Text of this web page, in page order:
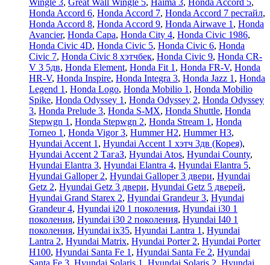
Wingle 3, Great Wall Wingle 5, Haima 3, Honda Accord 5,
Honda Accord 6, Honda Accord 7, Honda Accord 7 рестайл,
Honda Accord 8, Honda Accord 9, Honda Airwave 1, Honda
Avancier, Honda Capa, Honda City 4, Honda Civic 1986,
Honda Civic 4D, Honda Civic 5, Honda Civic 6, Honda
Civic 7, Honda Civic 8 хэтчбек, Honda Civic 9, Honda CR-
V 3 5дв, Honda Element, Honda Fit 1, Honda FR-V, Honda
HR-V, Honda Inspire, Honda Integra 3, Honda Jazz 1, Honda
Legend 1, Honda Logo, Honda Mobilio 1, Honda Mobilio
Spike, Honda Odyssey 1, Honda Odyssey 2, Honda Odyssey
3, Honda Prelude 3, Honda S-MX, Honda Shuttle, Honda
Stepwgn 1, Honda Stepwgn 2, Honda Stream 1, Honda
Torneo 1, Honda Vigor 3, Hummer H2, Hummer H3,
Hyundai Accent 1, Hyundai Accent 1 хэтч 3дв (Корея),
Hyundai Accent 2 ТагаЗ, Hyundai Atos, Hyundai County,
Hyundai Elantra 3, Hyundai Elantra 4, Hyundai Elantra 5,
Hyundai Galloper 2, Hyundai Galloper 3 двери, Hyundai
Getz 2, Hyundai Getz 3 двери, Hyundai Getz 5 дверей,
Hyundai Grand Starex 2, Hyundai Grandeur 3, Hyundai
Grandeur 4, Hyundai i20 1 поколения, Hyundai i30 1
поколения, Hyundai i30 2 поколения, Hyundai I40 1
поколения, Hyundai ix35, Hyundai Lantra 1, Hyundai
Lantra 2, Hyundai Matrix, Hyundai Porter 2, Hyundai Porter
H100, Hyundai Santa Fe 1, Hyundai Santa Fe 2, Hyundai